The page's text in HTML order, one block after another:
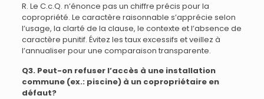
R. Le C.c.Q. n’énonce pas un chiffre précis pour la
copropriété. Le caractère raisonnable s’apprécie selon
l’usage, la clarté de la clause, le contexte et l’absence de
caractère punitif. Évitez les taux excessifs et veillez à
l’annualiser pour une comparaison transparente.
Q3. Peut-on refuser l’accès à une installation
commune (ex.: piscine) à un copropriétaire en
défaut?